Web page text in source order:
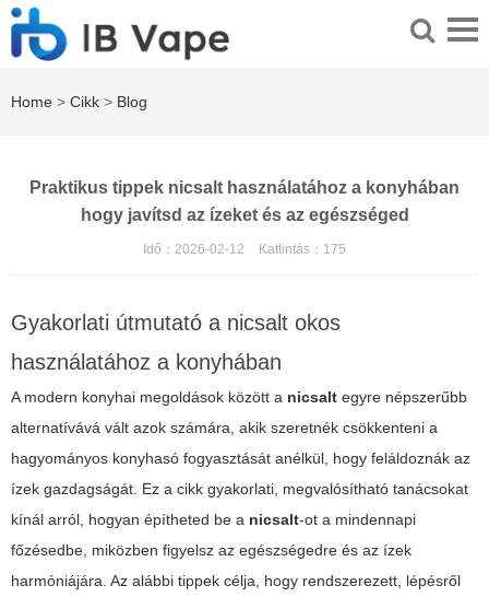
Home > Cikk > Blog
Praktikus tippek nicsalt használatához a konyhában
hogy javítsd az ízeket és az egészséged
Idő：2026-02-12 Kattintás： 175
Gyakorlati útmutató a nicsalt okos
használatához a konyhában
A modern konyhai megoldások között a nicsalt egyre népszerűbb
alternatívává vált azok számára, akik szeretnék csökkenteni a
hagyományos konyhasó fogyasztását anélkül, hogy feláldoznák az
ízek gazdagságát. Ez a cikk gyakorlati, megvalósítható tanácsokat
kínál arról, hogyan építheted be a nicsalt-ot a mindennapi
főzésedbe, miközben figyelsz az egészségedre és az ízek
harmóniájára. Az alábbi tippek célja, hogy rendszerezett, lépésről